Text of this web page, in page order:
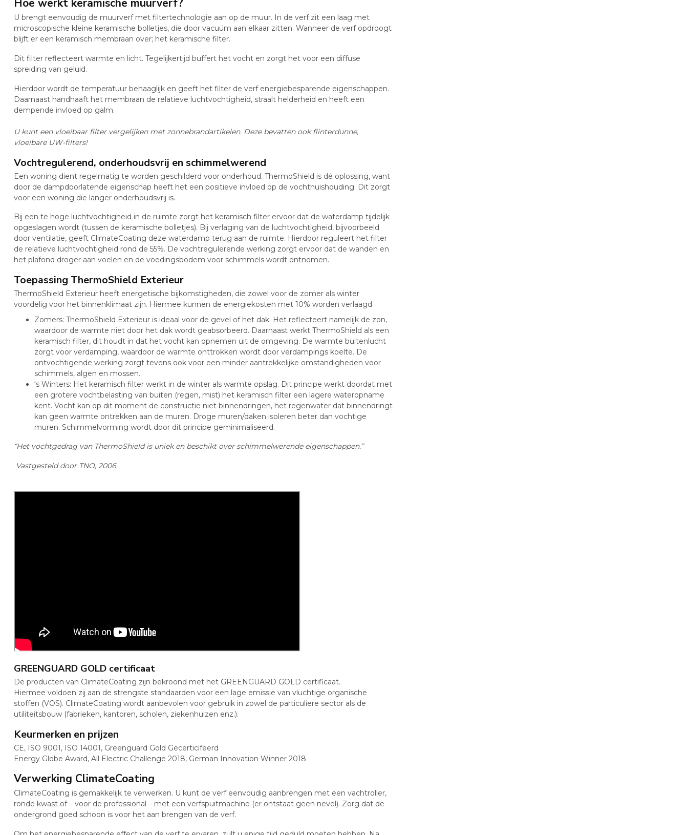
Hoe werkt keramische muurverf?
U brengt eenvoudig de muurverf met filtertechnologie aan op de muur. In de verf zit een laag met
microscopische kleine keramische bolletjes, die door vacuüm aan elkaar zitten. Wanneer de verf opdroogt
blijft er een keramisch membraan over; het keramische filter.
Dit filter reflecteert warmte en licht. Tegelijkertijd buffert het vocht en zorgt het voor een diffuse
spreiding van geluid.
Hierdoor wordt de temperatuur behaaglijk en geeft het filter de verf energiebesparende eigenschappen.
Daarnaast handhaaft het membraan de relatieve luchtvochtigheid, straalt helderheid en heeft een
dempende invloed op galm.
U kunt een vloeibaar filter vergelijken met zonnebrandartikelen. Deze bevatten ook flinterdunne,
vloeibare UW-filters!
Vochtregulerend, onderhoudsvrij en schimmelwerend
Een woning dient regelmatig te worden geschilderd voor onderhoud. ThermoShield is dé oplossing, want
door de dampdoorlatende eigenschap heeft het een positieve invloed op de vochthuishouding. Dit zorgt
voor een woning die langer onderhoudsvrij is.
Bij een te hoge luchtvochtigheid in de ruimte zorgt het keramisch filter ervoor dat de waterdamp tijdelijk
opgeslagen wordt (tussen de keramische bolletjes). Bij verlaging van de luchtvochtigheid, bijvoorbeeld
door ventilatie, geeft ClimateCoating deze waterdamp terug aan de ruimte. Hierdoor reguleert het filter
de relatieve luchtvochtigheid rond de 55%. De vochtregulerende werking zorgt ervoor dat de wanden en
het plafond droger aan voelen en de voedingsbodem voor schimmels wordt ontnomen.
Toepassing ThermoShield Exterieur
ThermoShield Exterieur heeft energetische bijkomstigheden, die zowel voor de zomer als winter
voordelig voor het binnenklimaat zijn. Hiermee kunnen de energiekosten met 10% worden verlaagd
Zomers: ThermoShield Exterieur is ideaal voor de gevel of het dak. Het reflecteert namelijk de zon,
waardoor de warmte niet door het dak wordt geabsorbeerd. Daarnaast werkt ThermoShield als een
keramisch filter, dit houdt in dat het vocht kan opnemen uit de omgeving. De warmte buitenlucht
zorgt voor verdamping, waardoor de warmte onttrokken wordt door verdampings koelte. De
ontvochtigende werking zorgt tevens ook voor een minder aantrekkelijke omstandigheden voor
schimmels, algen en mossen.
‘s Winters: Het keramisch filter werkt in de winter als warmte opslag. Dit principe werkt doordat met
een grotere vochtbelasting van buiten (regen, mist) het keramisch filter een lagere wateropname
kent. Vocht kan op dit moment de constructie niet binnendringen, het regenwater dat binnendringt
kan geen warmte ontrekken aan de muren. Droge muren/daken isoleren beter dan vochtige
muren. Schimmelvorming wordt door dit principe geminimaliseerd.
“Het vochtgedrag van ThermoShield is uniek en beschikt over schimmel­werende eigenschappen.”
Vastgesteld door TNO, 2006
GREENGUARD GOLD certificaat
De producten van ClimateCoating zijn bekroond met het GREENGUARD GOLD certificaat.
Hiermee voldoen zij aan de strengste standaarden voor een lage emissie van vluchtige organische
stoffen (VOS). ClimateCoating wordt aanbevolen voor gebruik in zowel de particuliere sector als de
utiliteitsbouw (fabrieken, kantoren, scholen, ziekenhuizen enz.).
Keurmerken en prijzen
CE, ISO 9001, ISO 14001, Greenguard Gold Gecerticifeerd
Energy Globe Award, All Electric Challenge 2018, German Innovation Winner 2018
Verwerking ClimateCoating
ClimateCoating is gemakkelijk te verwerken. U kunt de verf eenvoudig aanbrengen met een vachtroller,
ronde kwast of – voor de professional – met een verfspuitmachine (er ontstaat geen nevel). Zorg dat de
ondergrond goed schoon is voor het aan brengen van de verf.